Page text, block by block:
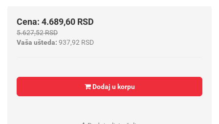
Cena: 4.689,60 RSD
5.627,52 RSD
Vaša ušteda: 937,92 RSD
Dodaj u korpu